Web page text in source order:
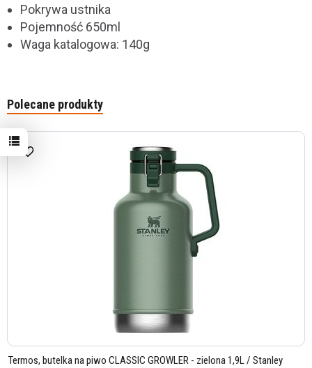
Pokrywa ustnika
Pojemność 650ml
Waga katalogowa: 140g
Polecane produkty
Termos, butelka na piwo CLASSIC GROWLER - zielona 1,9L / Stanley